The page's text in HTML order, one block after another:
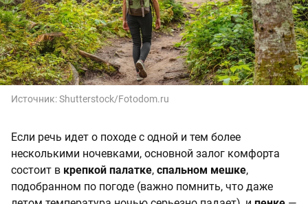
Источник:Shutterstock/Fotodom.ru
Если речь идет о походе с одной и тем более
несколькими ночевками, основной залог комфорта
состоит в крепкой палатке, спальном мешке,
подобранном по погоде (важно помнить, что даже